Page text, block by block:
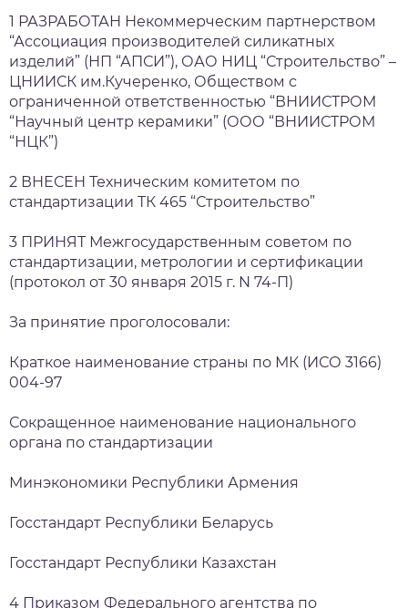
1 РАЗРАБОТАН Некоммерческим партнерством
“Ассоциация производителей силикатных
изделий” (НП “АПСИ”), ОАО НИЦ “Строительство” –
ЦНИИСК им.Кучеренко, Обществом с
ограниченной ответственностью “ВНИИСТРОМ
“Научный центр керамики” (ООО “ВНИИСТРОМ
“НЦК”)
2 ВНЕСЕН Техническим комитетом по
стандартизации ТК 465 “Строительство”
3 ПРИНЯТ Межгосударственным советом по
стандартизации, метрологии и сертификации
(протокол от 30 января 2015 г. N 74-П)
За принятие проголосовали:
Краткое наименование страны по МК (ИСО 3166)
004-97
Сокращенное наименование национального
органа по стандартизации
Минэкономики Республики Армения
Госстандарт Республики Беларусь
Госстандарт Республики Казахстан
4 Приказом Федерального агентства по